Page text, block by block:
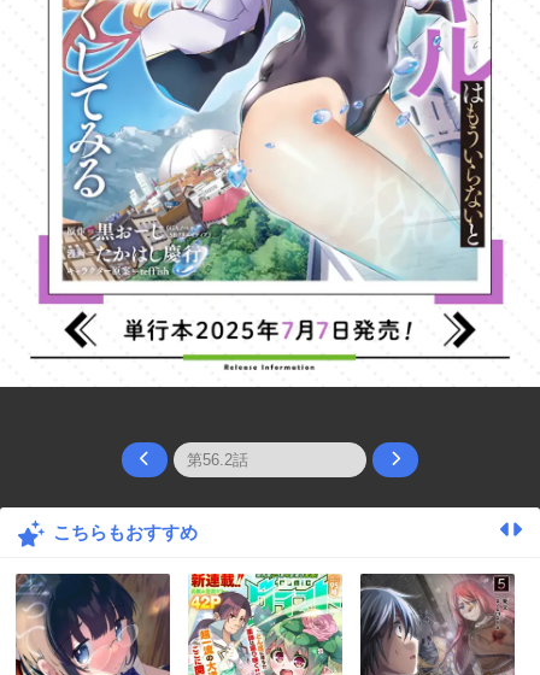
こちらもおすすめ